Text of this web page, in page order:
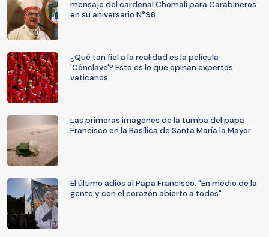
mensaje del cardenal Chomalí para Carabineros
en su aniversario N°98
¿Qué tan fiel a la realidad es la película
'Cónclave'? Esto es lo que opinan expertos
vaticanos
Las primeras imágenes de la tumba del papa
Francisco en la Basílica de Santa María la Mayor
El último adiós al Papa Francisco: "En medio de la
gente y con el corazón abierto a todos"